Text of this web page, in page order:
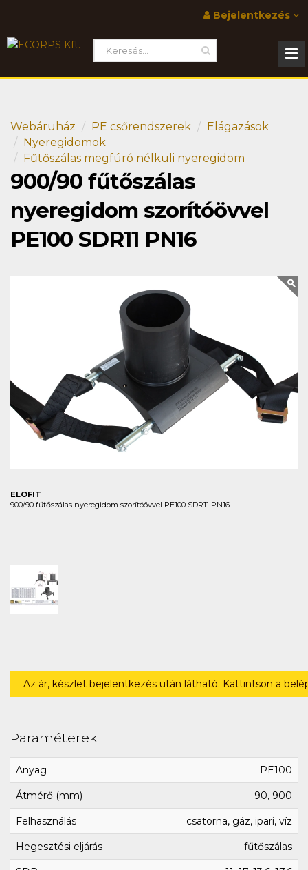
Bejelentkezés
Webáruház PE csőrendszerek
Elágazások
Nyeregidomok
Fűtőszálas megfúró nélküli nyeregidom
900/90 fűtőszálas
nyeregidom szorítóövvel
PE100 SDR11 PN16
ELOFIT
900/90 fűtőszálas nyeregidom szorítóövvel PE100 SDR11 PN16
Az ár, készlet bejelentkezés után látható. Kattintson a
Paraméterek
Anyag PE100
Átmérő (mm) 90, 900
Felhasználás csatorna, gáz, ipari, víz
Hegesztési eljárás fűtőszálas